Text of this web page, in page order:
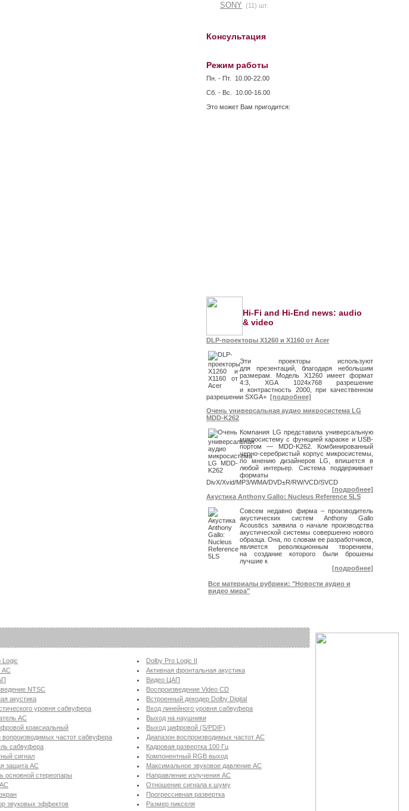
SONY (11) шт.
Консультация
Режим работы
Пн. - Пт. 10.00-22.00
Сб. - Вс. 10.00-16.00
Это может Вам пригодится:
Hi-Fi and Hi-End news: audio
& video
DLP-проекторы X1260 и X1160 от Acer
Эти проекторы используют
для презентаций, благодаря небольшим
размерам. Модель X1260 имеет формат
4:3, XGA 1024x768 разрешение
и контрастность 2000, при качественном
разрешении SXGA+ [подробнее]
Очень универсальная аудио микросистема LG
MDD-K262
Компания LG представила универсальную
микросистему c функцией караоке и USB-
портом — MDD-K262. Комбинированный
черно-серебристый корпус микросистемы,
по мнению дизайнеров LG, впишется в
любой интерьер. Система поддерживает
форматы
DivX/Xvid/MP3/WMA/DVD±R/RW/VCD/SVCD
[подробнее]
Акустика Anthony Gallo: Nucleus Reference 5LS
Совсем недавно фирма – производитель
акустических систем Anthony Gallo
Acoustics заявила о начале производства
акустической системы совершенно нового
образца. Она, по словам ее разработчиков,
является революционным творением,
на создание которого были брошены
лучшие к
[подробнее]
Все материалы рубрики: "Новости аудио и
видео мира"
Logic
Dolby Pro Logic II
АС
Активная фронтальная акустика
Видео ЦАП
NTSC
Воспроизведение Video CD
акустика
Встроенный декодер Dolby Digital
уровня сабвуфера
Вход линейного уровня сабвуфера
АС
Выход на наушники
коаксиальный
Выход цифровой (S/PDIF)
вопроизводимых частот сабвуфера
Диапазон воспроизводимых частот АС
сабвуфера
Кадровая развертка 100 Гц
сигнал
Компонентный RGB выход
защита АС
Максимальное звуковое давление АС
основной стереопары
Направление излучения АС
Отношение сигнала к шуму
Прогрессивная развертка
звуковых эффектов
Размер пикселя